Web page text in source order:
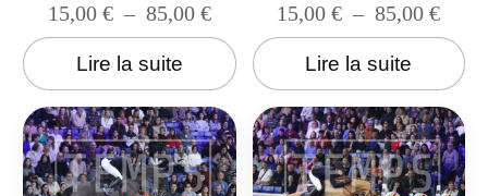
15,00 € – 85,00 €
Lire la suite
15,00€ – 85,00€
Lire la suite